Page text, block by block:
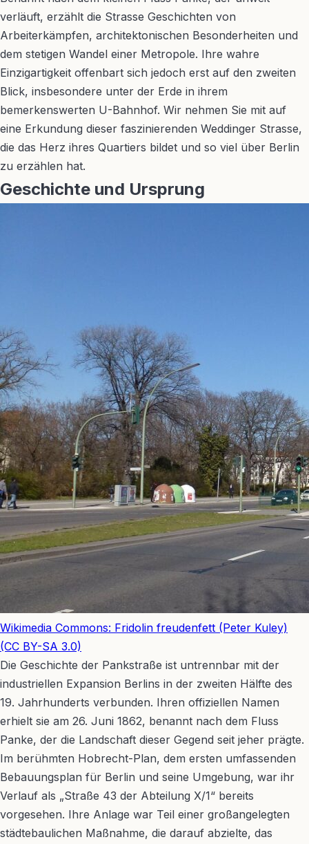
verläuft, erzählt die Strasse Geschichten von
Arbeiterkämpfen, architektonischen Besonderheiten und
dem stetigen Wandel einer Metropole. Ihre wahre
Einzigartigkeit offenbart sich jedoch erst auf den zweiten
Blick, insbesondere unter der Erde in ihrem
bemerkenswerten U-Bahnhof. Wir nehmen Sie mit auf
eine Erkundung dieser faszinierenden Weddinger Strasse,
die das Herz ihres Quartiers bildet und so viel über Berlin
zu erzählen hat.
Geschichte und Ursprung
Wikimedia Commons: Fridolin freudenfett (Peter Kuley)
(CC BY-SA 3.0)
Die Geschichte der Pankstraße ist untrennbar mit der
industriellen Expansion Berlins in der zweiten Hälfte des
19. Jahrhunderts verbunden. Ihren offiziellen Namen
erhielt sie am 26. Juni 1862, benannt nach dem Fluss
Panke, der die Landschaft dieser Gegend seit jeher prägte.
Im berühmten Hobrecht-Plan, dem ersten umfassenden
Bebauungsplan für Berlin und seine Umgebung, war ihr
Verlauf als „Straße 43 der Abteilung X/1“ bereits
vorgesehen. Ihre Anlage war Teil einer großangelegten
städtebaulichen Maßnahme, die darauf abzielte, das